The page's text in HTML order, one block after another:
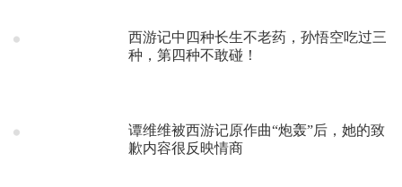
西游记中四种长生不老药，孙悟空吃过三
种，第四种不敢碰！
谭维维被西游记原作曲“炮轰”后，她的致
歉内容很反映情商